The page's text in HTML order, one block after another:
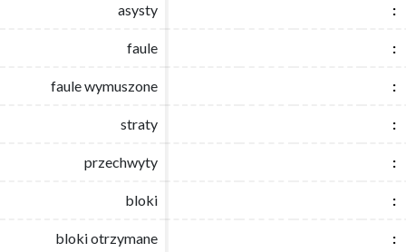
asysty :
faule :
faule wymuszone :
straty :
przechwyty :
bloki :
bloki otrzymane :
asysty :
faule :
faule wymuszone :
straty :
przechwyty :
bloki :
bloki otrzymane :